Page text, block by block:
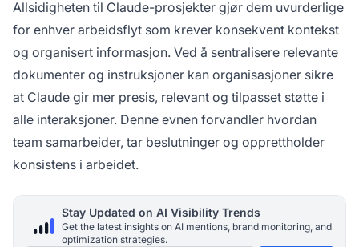
Allsidigheten til Claude-prosjekter gjør dem uvurderlige
for enhver arbeidsflyt som krever konsekvent kontekst
og organisert informasjon. Ved å sentralisere relevante
dokumenter og instruksjoner kan organisasjoner sikre
at Claude gir mer presis, relevant og tilpasset støtte i
alle interaksjoner. Denne evnen forvandler hvordan
team samarbeider, tar beslutninger og opprettholder
konsistens i arbeidet.
Stay Updated on AI Visibility Trends
Get the latest insights on AI mentions, brand monitoring, and
optimization strategies.